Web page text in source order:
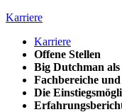
Karriere
Karriere
Offene Stellen
Big Dutchman
Fachbereiche
Die